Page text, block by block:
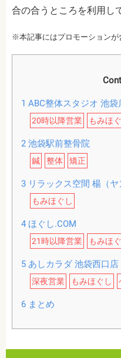
合の合うところを利用し
※本記事にはプロモーションが
1 ABC整体スタジオ 池袋
20時以降営業 もみほ
2池袋駅前整骨院
鍼 整体 矯正
3リラックス空間 楊（ヤ
もみほぐし
4ほぐし.COM
21時以降営業 もみほ
5あしカラダ 池袋西口店
深夜営業 もみほぐし
6まとめ